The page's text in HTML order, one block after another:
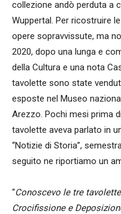
collezione andò perduta a
Wuppertal. Per ricostruire
opere sopravvissute, ma
2020, dopo una lunga e
della Cultura e una nota
tavolette sono state
esposte nel Museo
Arezzo. Pochi mesi prima
tavolette aveva parlato in
“Notizie di Storia”,
seguito ne riportiamo un
“Conoscevo le tre
Crocifissione e